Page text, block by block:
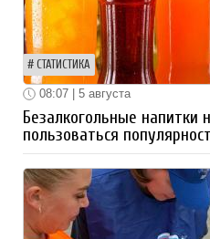
СТАТИСТИКА
08:07 | 5 августа
Безалкогольные
пользоваться